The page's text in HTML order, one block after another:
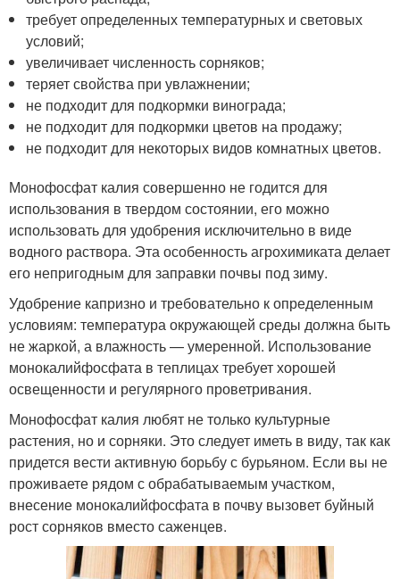
требует определенных температурных и световых
условий;
увеличивает численность сорняков;
теряет свойства при увлажнении;
не подходит для подкормки винограда;
не подходит для подкормки цветов на продажу;
не подходит для некоторых видов комнатных цветов.
Монофосфат калия совершенно не годится для
использования в твердом состоянии, его можно
использовать для удобрения исключительно в виде
водного раствора. Эта особенность агрохимиката делает
его непригодным для заправки почвы под зиму.
Удобрение капризно и требовательно к определенным
условиям: температура окружающей среды должна быть
не жаркой, а влажность — умеренной. Использование
монокалийфосфата в теплицах требует хорошей
освещенности и регулярного проветривания.
Монофосфат калия любят не только культурные
растения, но и сорняки. Это следует иметь в виду, так как
придется вести активную борьбу с бурьяном. Если вы не
проживаете рядом с обрабатываемым участком,
внесение монокалийфосфата в почву вызовет буйный
рост сорняков вместо саженцев.